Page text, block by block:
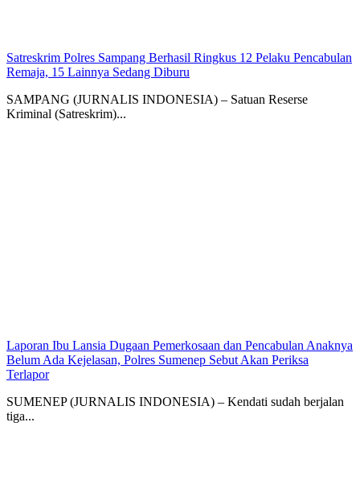
Satreskrim Polres Sampang Berhasil Ringkus 12 Pelaku Pencabulan
Remaja, 15 Lainnya Sedang Diburu
SAMPANG (JURNALIS INDONESIA) – Satuan Reserse
Kriminal (Satreskrim)...
Laporan Ibu Lansia Dugaan Pemerkosaan dan Pencabulan Anaknya
Belum Ada Kejelasan, Polres Sumenep Sebut Akan Periksa
Terlapor
SUMENEP (JURNALIS INDONESIA) – Kendati sudah berjalan
tiga...